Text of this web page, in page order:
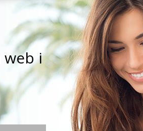
web i